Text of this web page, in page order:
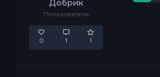
Добрик
Пользователь
0 1 1